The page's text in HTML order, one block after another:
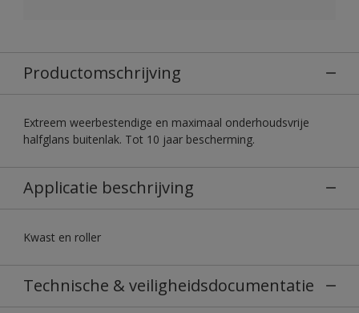
Productomschrijving
Extreem weerbestendige en maximaal onderhoudsvrije
halfglans buitenlak. Tot 10 jaar bescherming.
Applicatie beschrijving
Kwast en roller
Technische & veiligheidsdocumentatie